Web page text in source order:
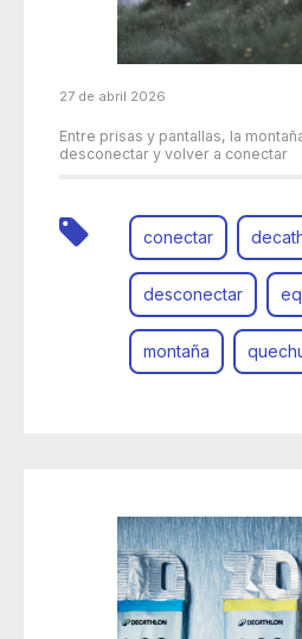
27 de abril 2026
Entre prisas y pantallas, la
desconectar y volver a conectar
conectar
desconectar
montaña